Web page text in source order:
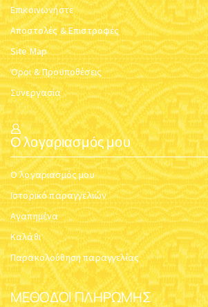
Επικοινωνήστε
Αποστολές & Επιστροφές
Site Map
Όροι & Προϋποθέσεις
Συνεργασία
Ο λογαριασμός μου
Ο λογαριασμός μου
Ιστορικό παραγγελιών
Αγαπημένα
Καλάθι
Παρακολούθηση παραγγελίας
ΜΈΘΟΔΟΙ ΠΛΗΡΩΜΉΣ